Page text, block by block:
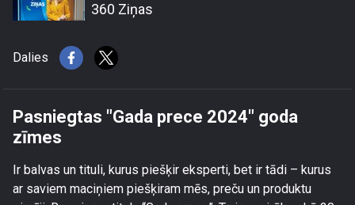
360 Ziņas
Dalies
Pasniegtas "Gada prece 2024" goda
zīmes
Ir balvas un tituli, kurus piešķir eksperti, bet ir tādi – kurus
ar saviem maciņiem piešķiram mēs, preču un produktu